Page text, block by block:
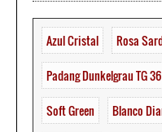
Azul Cristal Rosa
Padang Dunkelgrau TG 36
Soft Green Blanco